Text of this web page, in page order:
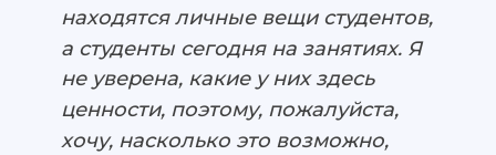
находятся личные вещи студентов,
а студенты сегодня на занятиях. Я
не уверена, какие у них здесь
ценности, поэтому, пожалуйста,
хочу, насколько это возможно,